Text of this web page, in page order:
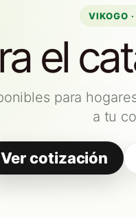
VIKOGO
el
para
a tu
Ver cotización